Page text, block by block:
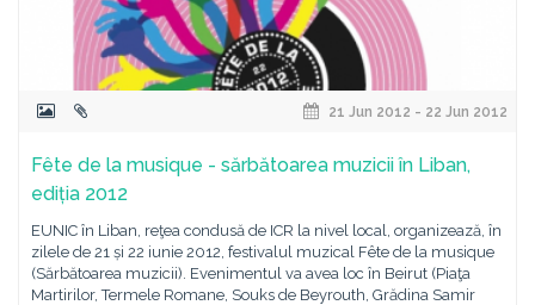
21 Jun 2012 - 22 Jun 2012
Fête de la musique - sărbătoarea muzicii în Liban,
ediția 2012
EUNIC în Liban, reţea condusă de ICR la nivel local, organizează, în
zilele de 21 și 22 iunie 2012, festivalul muzical Fête de la musique
(Sărbătoarea muzicii). Evenimentul va avea loc în Beirut (Piaţa
Martirilor, Termele Romane, Souks de Beyrouth, Grădina Samir